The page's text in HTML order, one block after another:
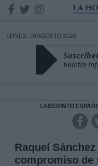
LUNES, 10 AGOSTO 2026
LABERINTO
Raquel
compromiso de
DATOS
Responsable: